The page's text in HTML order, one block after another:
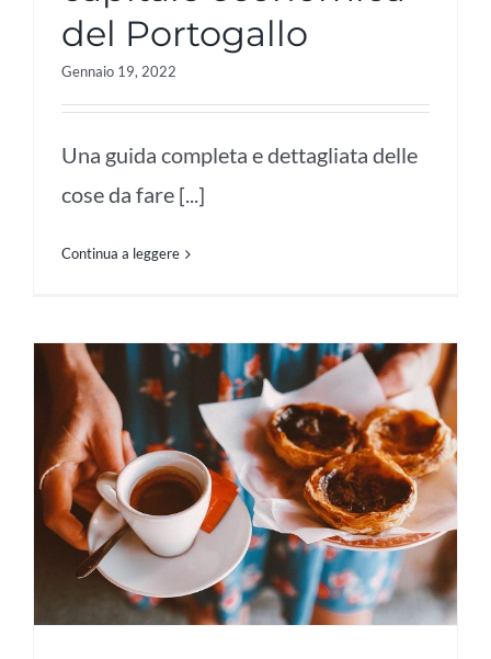
del Portogallo
Gennaio 19, 2022
Una guida completa e dettagliata delle
cose da fare [...]
Continua a leggere